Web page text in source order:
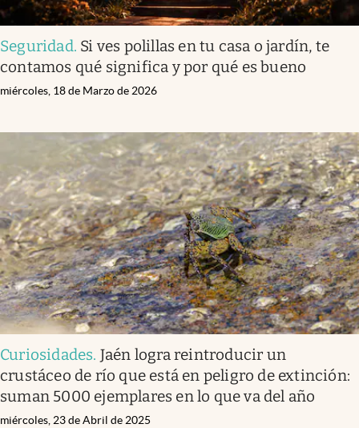
Seguridad. Si ves polillas en tu casa o jardín, te
contamos qué significa y por qué es bueno
miércoles, 18 de Marzo de 2026
Curiosidades. Jaén logra reintroducir un
crustáceo de río que está en peligro de extinción:
suman 5000 ejemplares en lo que va del año
miércoles, 23 de Abril de 2025